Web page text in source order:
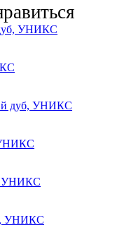
дуб, УНИКС
дуб, УНИКС
УНИКС
УНИКС
УНИКС